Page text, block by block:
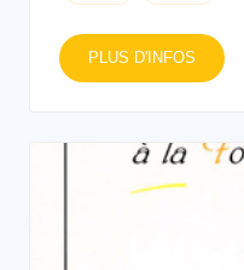
PLUS D'INFOS